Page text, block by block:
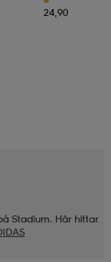
24,90
Stadium. Här hittar